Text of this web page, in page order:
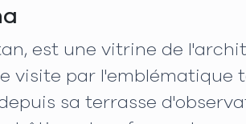
est une vitrine de
visite par l'emblématique
sa terrasse